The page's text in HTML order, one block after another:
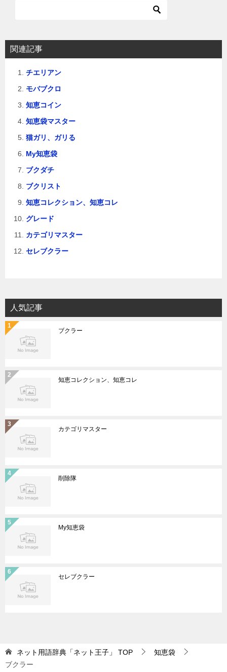
ョ
ン
関連記事
チエリアン
モバブクロ
知恵コイン
知恵袋マスター
猫ガリ、ガリる
My知恵袋
ブクダチ
ブクリスト
知恵コレクション、知恵コレ
グレード
カテゴリマスター
セレブクラー
人気記事
ブクラー
知恵コレクション、知恵コレ
カテゴリマスター
削除隊
My知恵袋
セレブクラー
ネット用語辞典「ネット王子」 TOP
知恵袋
ブクラー